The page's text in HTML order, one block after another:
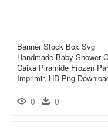
Banner Stock Box Svg
Handmade Baby Shower
Caixa Piramide Frozen
Imprimir, HD Png
0 0